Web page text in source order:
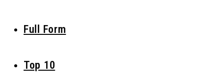
Full Form
Top 10